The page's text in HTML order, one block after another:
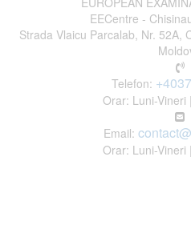
EECentre -
Strada Vlaicu Parcalab, Nr. 52A,
Telefon:
Orar: Luni-Vineri
Email:
Orar: Luni-Vineri